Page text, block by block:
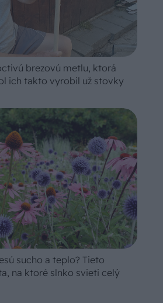
brezovú metlu, ktorá
ich takto vyrobil už stovky
sucho a teplo? Tieto
na ktoré slnko svieti celý